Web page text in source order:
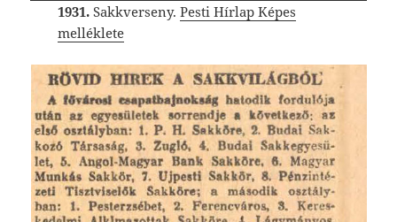
1931.Sakkverseny. Pesti Hírlap Képes
melléklete